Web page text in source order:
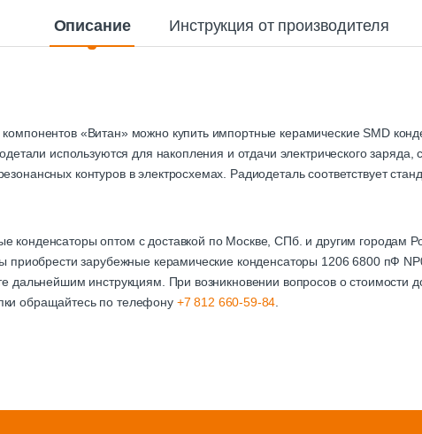
Описание Инструкция от производителя
компонентов «Витан» можно купить импортные керамические SMD
используются для накопления и отдачи электрического
контуров в электросхемах. Радиодеталь соответствует
конденсаторы оптом с доставкой по Москве, СПб. и другим городам
приобрести зарубежные керамические конденсаторы 1206 6800 пФ
дальнейшим инструкциям. При возникновении вопросов о стоимости
обращайтесь по телефону +7 812 660-59-84